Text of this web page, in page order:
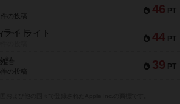
46 PT
件の投稿
44 PT
ー・ライト
39 PT
語
件の投稿